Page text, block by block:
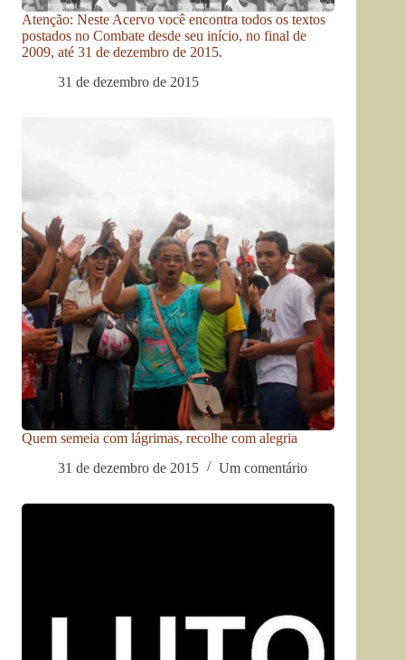
Atenção: Neste Acervo você encontra todos os textos
postados no Combate desde seu início, no final de
2009, até 31 de dezembro de 2015.
31 de dezembro de 2015
Quem semeia com lágrimas, recolhe com alegria
31 de dezembro de 2015
Um comentário